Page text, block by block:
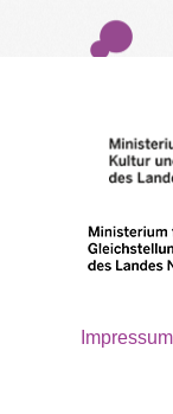
Impressum